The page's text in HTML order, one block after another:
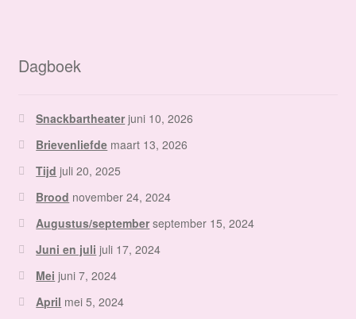
Dagboek
Snackbartheater juni 10, 2026
Brievenliefde maart 13, 2026
Tijd juli 20, 2025
Brood november 24, 2024
Augustus/september september 15, 2024
Juni en juli juli 17, 2024
Mei juni 7, 2024
April mei 5, 2024